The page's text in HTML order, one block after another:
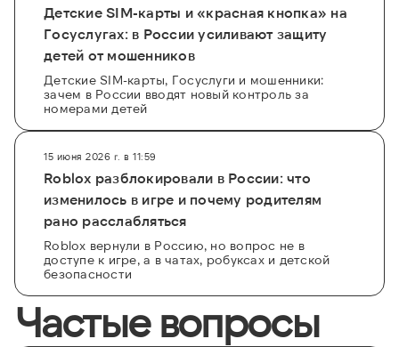
Детские SIM-карты и «красная кнопка» на
Госуслугах: в России усиливают защиту
детей от мошенников
Детские SIM-карты, Госуслуги и мошенники:
зачем в России вводят новый контроль за
номерами детей
15 июня 2026 г. в 11:59
Roblox разблокировали в России: что
изменилось в игре и почему родителям
рано расслабляться
Roblox вернули в Россию, но вопрос не в
доступе к игре, а в чатах, робуксах и детской
безопасности
Частые вопросы